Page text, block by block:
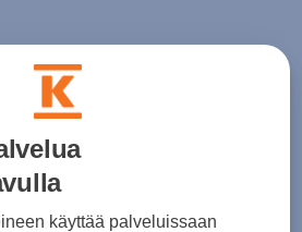
Lisätietoa
asti.
käyttää palveluissaan